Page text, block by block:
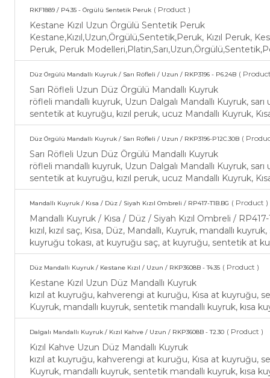
RKF1889 / P4.35 - Örgülü Sentetik Peruk ( Product )
Kestane Kızıl Uzun Örgülü Sentetik Peruk
Kestane,Kızıl,Uzun,Örgülü,Sentetik,Peruk, Kızıl Peruk,
Peruk, Peruk
Düz Örgülü Mandallı Kuyruk / Sarı Röfleli / Uzun / RKP3196 - P6.24B (
Sarı Röfleli Uzun Düz Örgülü Mandallı Kuyruk
röfleli mandallı kuyruk, Uzun Dalgalı Mandallı Kuyruk,
sentetik at kuyruğu, kızıl peruk, ucuz Mandallı Kuyruk,
Düz Örgülü Mandallı Kuyruk / Sarı Röfleli / Uzun / RKP3196-P12C.30B (
Sarı Röfleli Uzun Düz Örgülü Mandallı Kuyruk
röfleli mandallı kuyruk, Uzun Dalgalı Mandallı Kuyruk,
sentetik at kuyruğu, kızıl peruk, ucuz Mandallı Kuyruk,
Mandallı Kuyruk / Kısa / Düz / Siyah Kızıl Ombreli / RP417-T1B.BG ( Product )
Mandallı Kuyruk / Kısa / Düz / Siyah Kızıl Ombreli /
kızıl, kızıl saç, Kısa, Düz, Mandallı, Kuyruk, mandallı
kuyruğu tokası, at kuyruğu saç, at kuyruğu, sentetik at
​Düz Mandallı Kuyruk / Kestane Kızıl / Uzun / RKP3608B - T4.35 ( Product )
Kestane Kızıl Uzun Düz Mandallı Kuyruk
kızıl at kuyruğu, kahverengi at kuruğu, Kısa at kuyruğu,
Kuyruk, mandallı kuyruk, sentetik mandallı kuyruk, kısa
Dalgalı Mandallı Kuyruk / Kızıl Kahve / Uzun / RKP3608B - T2.30 ( Product )
Kızıl Kahve Uzun Düz Mandallı Kuyruk
kızıl at kuyruğu, kahverengi at kuruğu, Kısa at kuyruğu,
Kuyruk, mandallı kuyruk, sentetik mandallı kuyruk, kısa